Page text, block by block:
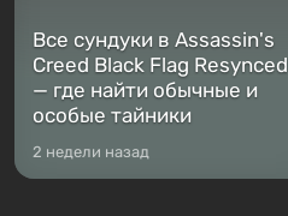
Все сундуки в Assassin's
Creed Black Flag Resynced
— где найти обычные и
особые тайники
2 недели назад